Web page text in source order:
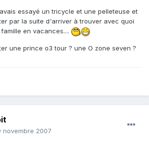
essayé un tricycle et une pelleteuse et
par la suite d'arriver à trouver avec quoi
en vacances....
une prince o3 tour ? une O zone seven ?
novembre 2007